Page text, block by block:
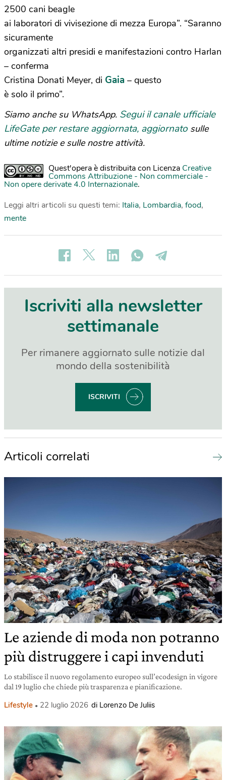
2500 cani beagle
ai laboratori di vivisezione di mezza Europa”. “Saranno
sicuramente
organizzati altri presidi e manifestazioni contro Harlan
– conferma
Cristina Donati Meyer, di Gaia – questo
è solo il primo”.
Siamo anche su WhatsApp. Segui il canale ufficiale
LifeGate per restare aggiornata, aggiornato sulle
ultime notizie e sulle nostre attività.
Quest'opera è distribuita con Licenza Creative
Commons Attribuzione - Non commerciale -
Non opere derivate 4.0 Internazionale.
Leggi altri articoli su questi temi: Italia, Lombardia, food,
mente
Iscriviti alla newsletter
settimanale
Per rimanere aggiornato sulle notizie dal
mondo della sostenibilità
ISCRIVITI
Articoli correlati
Le aziende di moda non potranno
più distruggere i capi invenduti
Lo stabilisce il nuovo regolamento europeo sull’ecodesign in vigore
dal 19 luglio che chiede più trasparenza e pianificazione.
Lifestyle 22 luglio 2026 di Lorenzo De Juliis